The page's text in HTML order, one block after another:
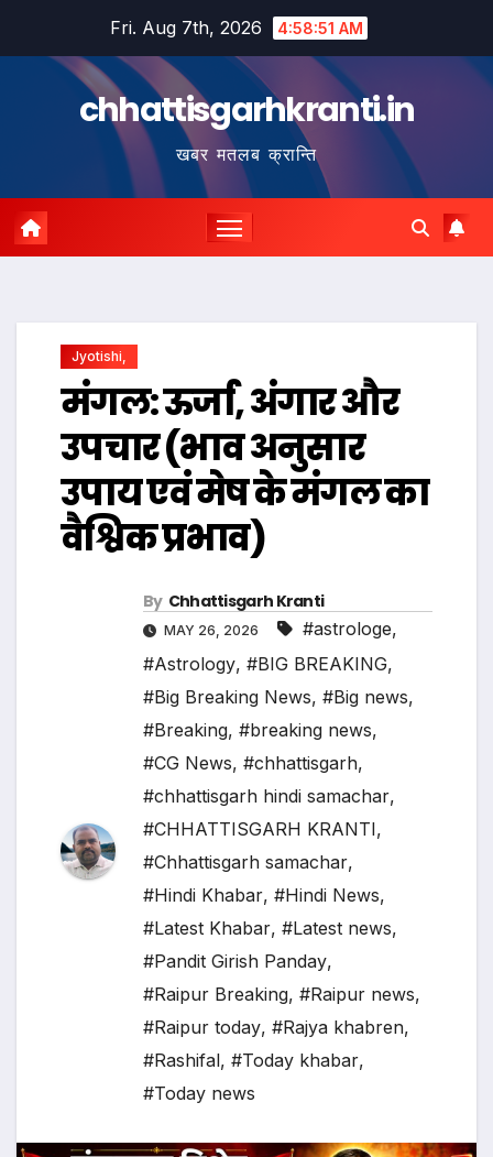
Fri. Aug 7th, 2026 4:58:52 AM
chhattisgarhkranti.in
खबर मतलब क्रान्ति
Jyotishi,
मंगल: ऊर्जा, अंगार और
उपचार (भाव अनुसार
उपाय एवं मेष के मंगल का
वैश्विक प्रभाव)
By Chhattisgarh Kranti
MAY 26, 2026 #astrologe,
#Astrology, #BIG BREAKING,
#Big Breaking News, #Big news,
#Breaking, #breaking news,
#CG News, #chhattisgarh,
#chhattisgarh hindi samachar,
#CHHATTISGARH KRANTI,
#Chhattisgarh samachar,
#Hindi Khabar, #Hindi News,
#Latest Khabar, #Latest news,
#Pandit Girish Panday,
#Raipur Breaking, #Raipur news,
#Raipur today, #Rajya khabren,
#Rashifal, #Today khabar,
#Today news